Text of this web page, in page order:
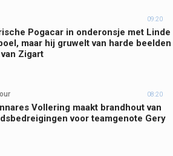
09:20
Pogacar in onderonsje met Linde
maar hij gruwelt van harde beelden
Zigart
08:20
Vollering maakt brandhout van
voor teamgenote Gery